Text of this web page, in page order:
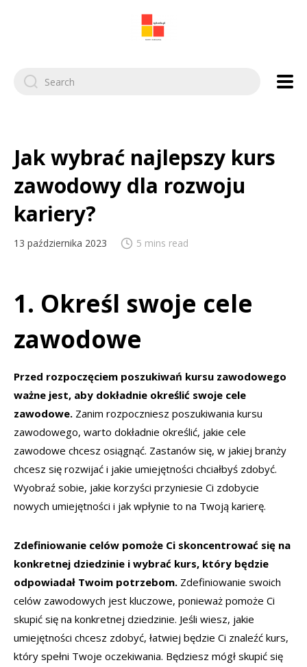
Search
for:
Jak wybrać najlepszy kurs
zawodowy dla rozwoju
kariery?
13 października 2023 5 mins read
1. Określ swoje cele
zawodowe
Przed rozpoczęciem poszukiwań kursu zawodowego
ważne jest, aby dokładnie określić swoje cele
zawodowe. Zanim rozpoczniesz poszukiwania kursu
zawodowego, warto dokładnie określić, jakie cele
zawodowe chcesz osiągnąć. Zastanów się, w jakiej branży
chcesz się rozwijać i jakie umiejętności chciałbyś zdobyć.
Wyobraź sobie, jakie korzyści przyniesie Ci zdobycie
nowych umiejętności i jak wpłynie to na Twoją karierę.
Zdefiniowanie celów pomoże Ci skoncentrować się na
konkretnej dziedzinie i wybrać kurs, który będzie
odpowiadał Twoim potrzebom. Zdefiniowanie swoich
celów zawodowych jest kluczowe, ponieważ pomoże Ci
skupić się na konkretnej dziedzinie. Jeśli wiesz, jakie
umiejętności chcesz zdobyć, łatwiej będzie Ci znaleźć kurs,
który spełni Twoje oczekiwania. Będziesz mógł skupić się